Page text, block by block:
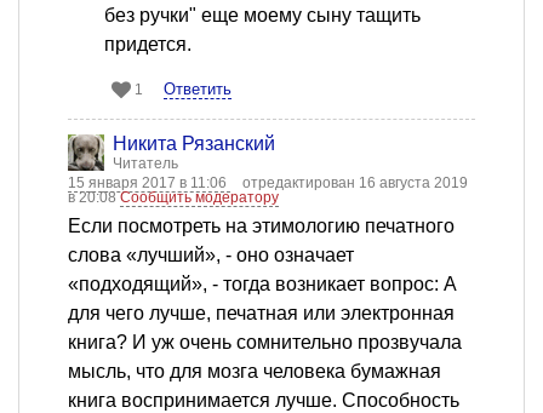
без ручки" еще моему сыну тащить
придется.
1 Ответить
Никита Рязанский
Читатель
15 января 2017 в 11:06
отредактирован 16 августа 2019
в 20:08Сообщить модератору
Если посмотреть на этимологию печатного
слова «лучший», - оно означает
«подходящий», - тогда возникает вопрос: А
для чего лучше, печатная или электронная
книга? И уж очень сомнительно прозвучала
мысль, что для мозга человека бумажная
книга воспринимается лучше. Способность